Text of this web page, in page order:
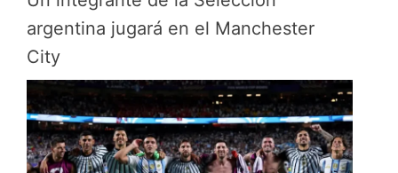
argentina jugará en el Manchester
City